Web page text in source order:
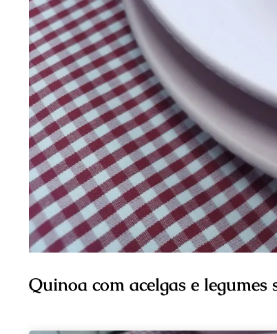
Quinoa com acelgas e legumes